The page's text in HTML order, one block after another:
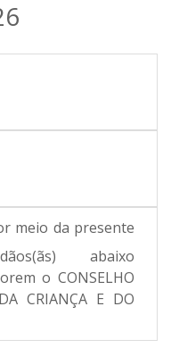
meio da presente
abaixo
o CONSELHO
CRIANÇA E DO